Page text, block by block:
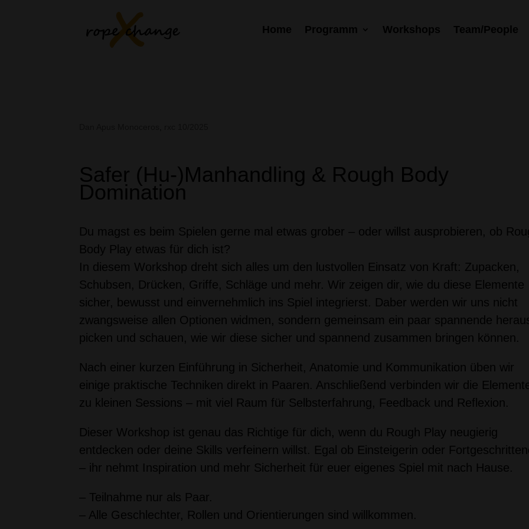
Home Programm Workshops Team/People
Safer (Hu-)Manhandling & Rough Body
Domination
Du magst es beim Spielen gerne mal etwas grober – oder willst ausprobieren, ob
Body Play etwas für dich ist?
In diesem Workshop dreht sich alles um den lustvollen Einsatz von Kraft: Zupacken,
Schubsen, Drücken, Griffe, Schläge und mehr. Wir zeigen dir, wie du diese Elemente
sicher, bewusst und einvernehmlich ins Spiel integrierst. Daber werden wir uns nicht
zwangsweise allen Optionen widmen, sondern gemeinsam ein paar spannende
picken und schauen, wie wir diese sicher und spannend zusammen bringen können.
Nach einer kurzen Einführung in Sicherheit, Anatomie und Kommunikation üben wir
einige praktische Techniken direkt in Paaren. Anschließend verbinden wir die
zu kleinen Sessions – mit viel Raum für Selbsterfahrung, Feedback und Reflexion.
Dieser Workshop ist genau das Richtige für dich, wenn du Rough Play neugierig
entdecken oder deine Skills verfeinern willst. Egal ob Einsteigerin oder
– ihr nehmt Inspiration und mehr Sicherheit für euer eigenes Spiel mit nach Hause.
– Teilnahme nur als Paar.
– Alle Geschlechter, Rollen und Orientierungen sind willkommen.